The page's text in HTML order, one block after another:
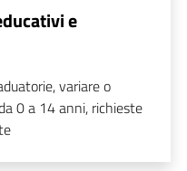
e
variare o
0 a 14 anni, richieste